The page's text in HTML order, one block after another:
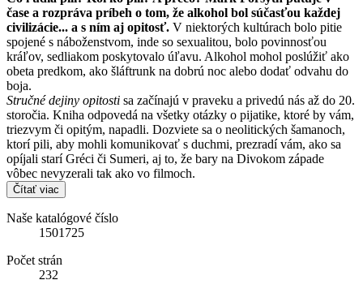
čase a rozpráva príbeh o tom, že alkohol bol súčasťou každej
civilizácie... a s ním aj opitosť. V niektorých kultúrach bolo pitie
spojené s náboženstvom, inde so sexualitou, bolo povinnosťou
kráľov, sedliakom poskytovalo úľavu. Alkohol mohol poslúžiť ako
obeta predkom, ako šláftrunk na dobrú noc alebo dodať odvahu do
boja.
Stručné dejiny opitosti sa začínajú v praveku a privedú nás až do 20.
storočia. Kniha odpovedá na všetky otázky o pijatike, ktoré by vám,
triezvym či opitým, napadli. Dozviete sa o neolitických šamanoch,
ktorí pili, aby mohli komunikovať s duchmi, prezradí vám, ako sa
opíjali starí Gréci či Sumeri, aj to, že bary na Divokom západe
vôbec nevyzerali tak ako vo filmoch.
Čítať viac
Naše katalógové číslo
1501725
Počet strán
232